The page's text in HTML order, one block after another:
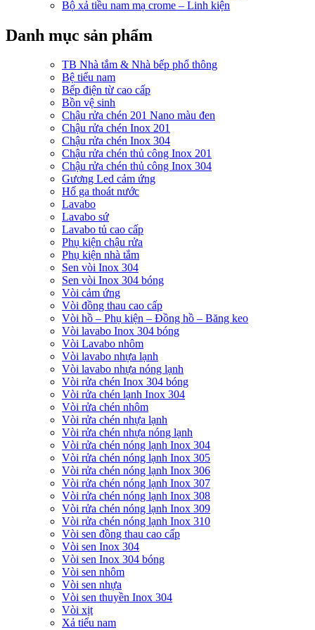
Bộ xả tiều nam mạ crome – Linh kiện
Danh mục sản phẩm
TB Nhà tắm & Nhà bếp phổ thông
Bệ tiểu nam
Bếp điện từ cao cấp
Bồn vệ sinh
Chậu rửa chén 201 Nano màu đen
Chậu rửa chén Inox 201
Chậu rửa chén Inox 304
Chậu rửa chén thủ công Inox 201
Chậu rửa chén thủ công Inox 304
Gương Led cảm ứng
Hố ga thoát nước
Lavabo
Lavabo sứ
Lavabo tủ cao cấp
Phụ kiện chậu rửa
Phụ kiện nhà tắm
Sen vòi Inox 304
Sen vòi Inox 304 bóng
Vòi cảm ứng
Vòi đồng thau cao cấp
Vòi hồ – Phụ kiện – Đồng hồ – Băng keo
Vòi lavabo Inox 304 bóng
Vòi Lavabo nhôm
Vòi lavabo nhựa lạnh
Vòi lavabo nhựa nóng lạnh
Vòi rửa chén Inox 304 bóng
Vòi rửa chén lạnh Inox 304
Vòi rửa chén nhôm
Vòi rửa chén nhựa lạnh
Vòi rửa chén nhựa nóng lạnh
Vòi rửa chén nóng lạnh Inox 304
Vòi rửa chén nóng lạnh Inox 305
Vòi rửa chén nóng lạnh Inox 306
Vòi rửa chén nóng lạnh Inox 307
Vòi rửa chén nóng lạnh Inox 308
Vòi rửa chén nóng lạnh Inox 309
Vòi rửa chén nóng lạnh Inox 310
Vòi sen đồng thau cao cấp
Vòi sen Inox 304
Vòi sen Inox 304 bóng
Vòi sen nhôm
Vòi sen nhựa
Vòi sen thuyền Inox 304
Vòi xịt
Xả tiểu nam